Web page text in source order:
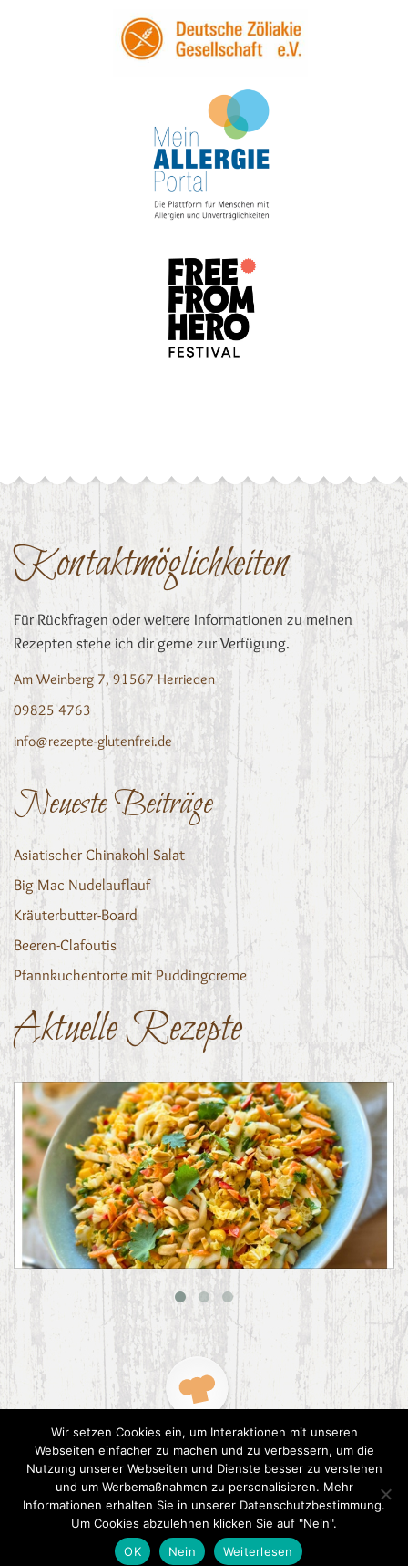
Kontaktmöglichkeiten
Für Rückfragen oder weitere Informationen zu meinen
Rezepten stehe ich dir gerne zur Verfügung.
Am Weinberg 7, 91567 Herrieden
09825 4763
info@rezepte-glutenfrei.de
Neueste Beiträge
Asiatischer Chinakohl-Salat
Big Mac Nudelauflauf
Kräuterbutter-Board
Beeren-Clafoutis
Pfannkuchentorte mit Puddingcreme
Aktuelle Rezepte
Asiatischer Chinakohl-Salat
2015 CookPress. All right reserved.Datenschutz
Wir setzen Cookies ein, um Interaktionen mit unseren
Webseiten einfacher zu machen und zu verbessern, um die
Nutzung unserer Webseiten und Dienste besser zu verstehen
und um Werbemaßnahmen zu personalisieren. Mehr
Informationen erhalten Sie in unserer Datenschutzbestimmung.
Um Cookies abzulehnen klicken Sie auf "Nein".
OK
Nein Weiterlesen